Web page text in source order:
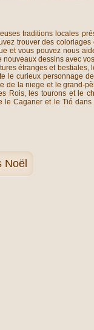
traditions locales
trouver des
et vous pouvez nous
dessins avec
étranges et
le curieux personnage
de la niege et le grand-
Rois, les tourons et le
le Caganer et le Tió
Noël